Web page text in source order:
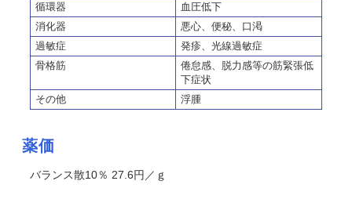
循環器
血圧低下
消化器
悪心、便秘、口渇
過敏症
発疹、光線過敏症
骨格筋
倦怠感、脱力感等の筋緊張低
下症状
その他
浮腫
薬価
バランス散10％ 27.6円／ｇ